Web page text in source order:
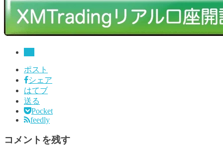
ポスト
シェア
はてブ
送る
Pocket
feedly
コメントを残す